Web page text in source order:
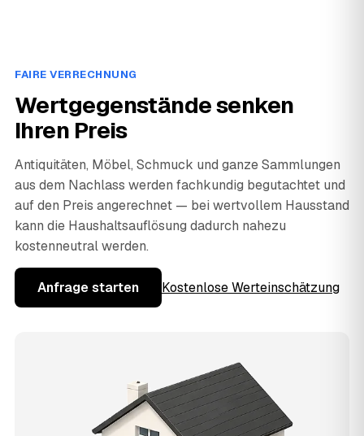
FAIRE VERRECHNUNG
Wertgegenstände senken
Ihren Preis
Antiquitäten, Möbel, Schmuck und ganze Sammlungen
aus dem Nachlass werden fachkundig begutachtet und
auf den Preis angerechnet — bei wertvollem Hausstand
kann die Haushaltsauflösung dadurch nahezu
kostenneutral werden.
Anfrage starten Kostenlose Werteinschätzung